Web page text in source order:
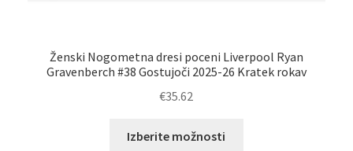
Ženski Nogometna dresi poceni Liverpool Ryan
Gravenberch #38 Gostujoči 2025-26 Kratek rokav
€35.62
Izberite možnosti